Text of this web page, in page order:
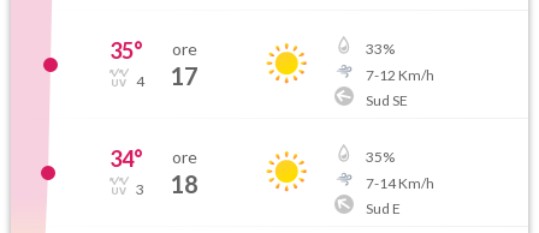
35°
4
ore
17
33%
7-12 Km/h
Sud SE
34°
3
ore
18
35%
7-14Km/h
Sud E